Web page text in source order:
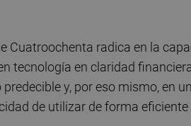
Cuatroochenta radica en la
tecnología en claridad
y, por eso mismo, en
de utilizar de forma